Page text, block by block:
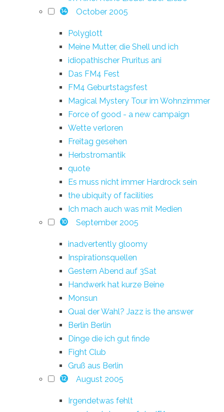
14 October 2005
Polyglott
Meine Mutter, die Shell und ich
idiopathischer Pruritus ani
Das FM4 Fest
FM4 Geburtstagsfest
Magical Mystery Tour im Wohnzimmer
Force of good - a new campaign
Wette verloren
Freitag gesehen
Herbstromantik
quote
Es muss nicht immer Hardrock sein
the ubiquity of facilities
Ich mach auch was mit Medien
10 September 2005
inadvertently gloomy
Inspirationsquellen
Gestern Abend auf 3Sat
Handwerk hat kurze Beine
Monsun
Qual der Wahl? Jazz is the answer
Berlin Berlin
Dinge die ich gut finde
Fight Club
Gruß aus Berlin
12 August 2005
Irgendetwas fehlt